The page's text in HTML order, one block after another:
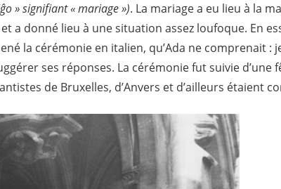
» signifiant « mariage »). La mariage a eu lieu à la
a donné lieu à une situation assez loufoque. En
la cérémonie en italien, qu’Ada ne comprenait :
ses réponses. La cérémonie fut suivie d’une
de Bruxelles, d’Anvers et d’ailleurs étaient